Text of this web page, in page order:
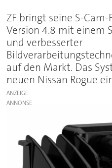
ZF bringt seine S-
Version 4.8 mit einem
und verbesserter
auf den Markt. Das
neuen Nissan Rogue
ANZEIGE